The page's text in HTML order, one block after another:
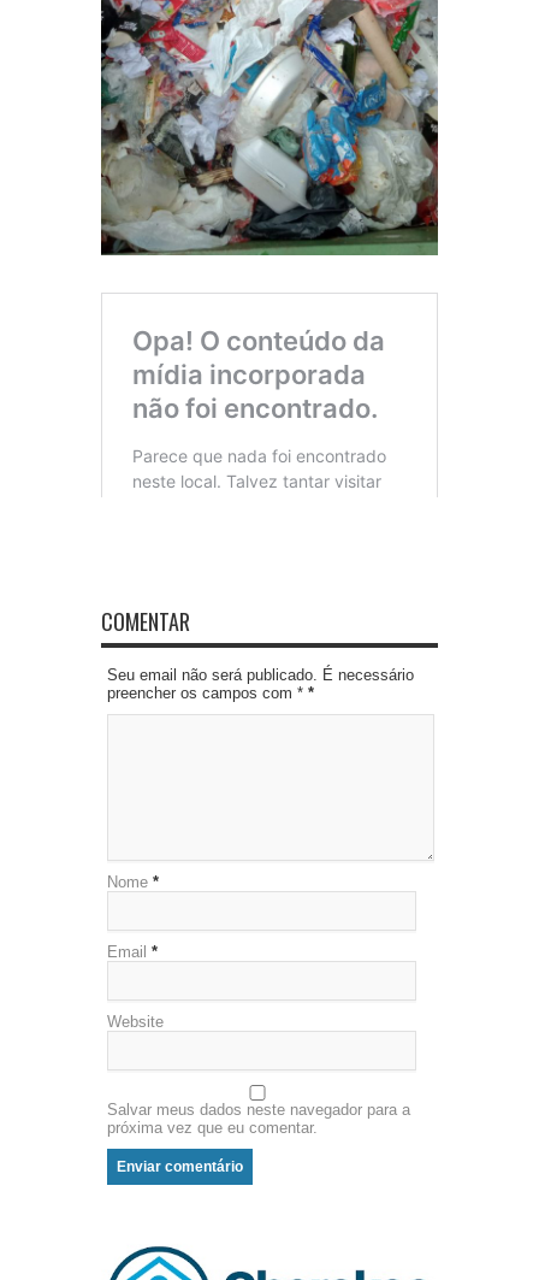
COMENTAR
Seu email não será publicado. É necessário
preencher os campos com * *
Nome *
Email *
Website
Salvar meus dados neste navegador para a
próxima vez que eu comentar.